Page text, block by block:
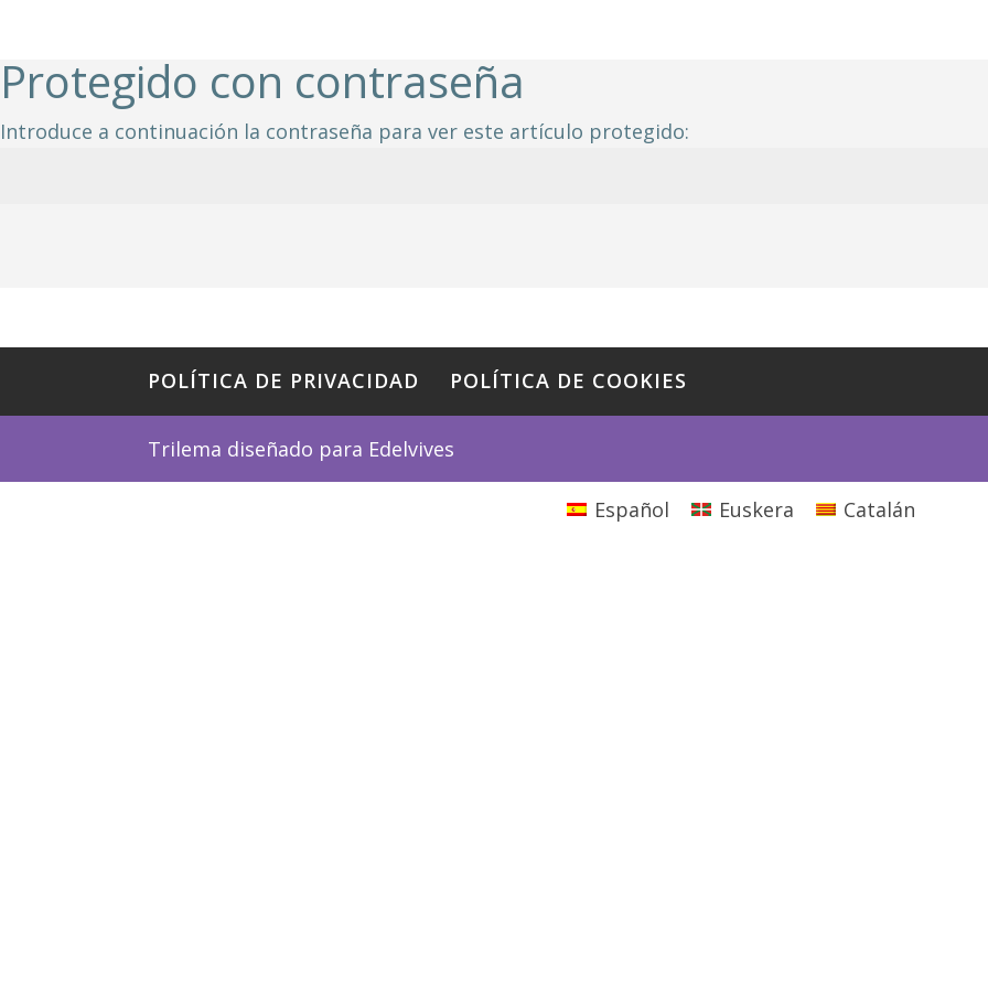
Protegido con contraseña
Introduce a continuación la contraseña para ver este artículo protegido:
POLÍTICA DE PRIVACIDAD POLÍTICA DE COOKIES
Trilema diseñado para Edelvives
Español Euskera Catalán